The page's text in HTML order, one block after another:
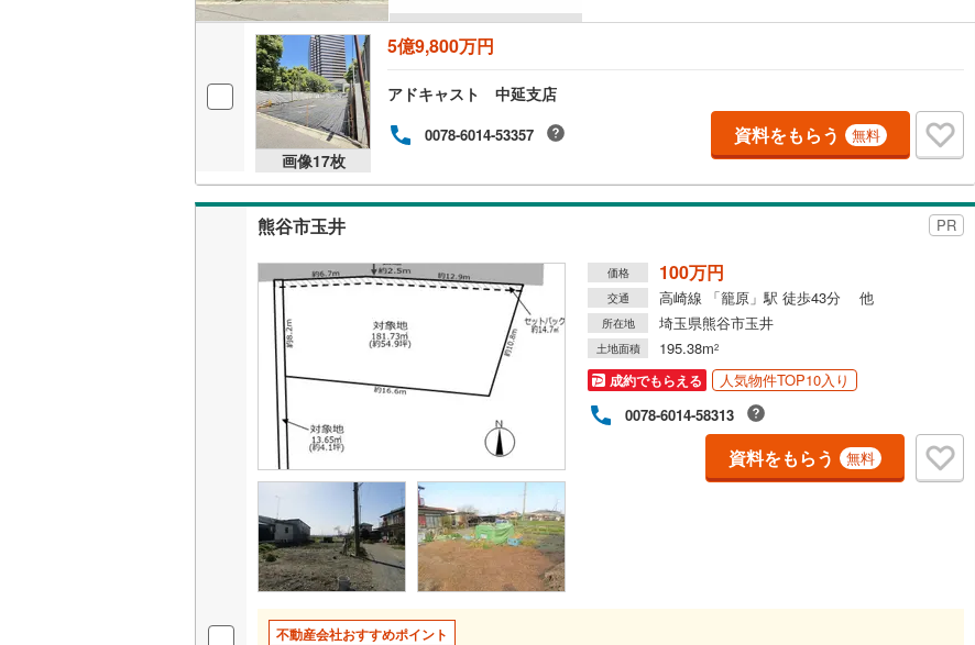
画像17枚
5億9,800万円
アドキャスト 中延支店
0078-6014-53357 資料をもらう 無料
熊谷市玉井 PR
価格 100万円
交通 高崎線 「籠原」駅 徒歩43分 他
所在地 埼玉県熊谷市玉井
土地面積 195.38m2
成約でもらえる
人気物件TOP10入り
0078-6014-58313
資料をもらう 無料
不動産会社おすすめポイント